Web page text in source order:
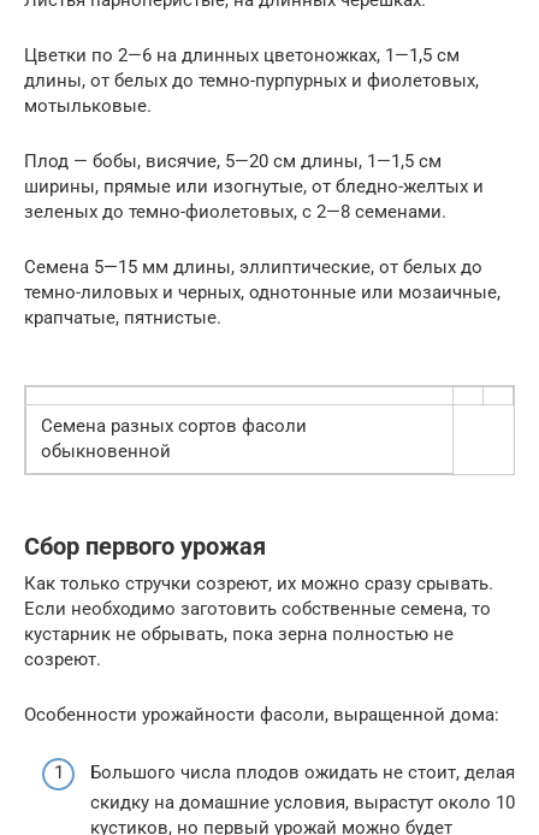
Цветки по 2—6 на длинных цветоножках, 1—1,5 см
длины, от белых до темно-пурпурных и фиолетовых,
мотыльковые.
Плод — бобы, висячие, 5—20 см длины, 1—1,5 см
ширины, прямые или изогнутые, от бледно-желтых и
зеленых до темно-фиолетовых, с 2—8 семенами.
Семена 5—15 мм длины, эллиптические, от белых до
темно-лиловых и черных, однотонные или мозаичные,
крапчатые, пятнистые.
Семена разных сортов фасоли
обыкновенной
Сбор первого урожая
Как только стручки созреют, их можно сразу срывать.
Если необходимо заготовить собственные семена, то
кустарник не обрывать, пока зерна полностью не
созреют.
Особенности урожайности фасоли, выращенной дома:
Большого числа плодов ожидать не стоит, делая
скидку на домашние условия, вырастут около 10
кустиков, но первый урожай можно будет